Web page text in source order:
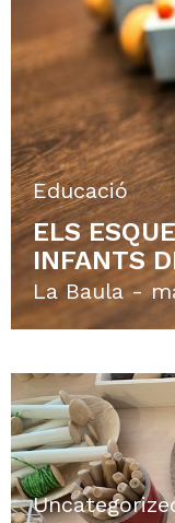
Educació
DECRET
Gemma